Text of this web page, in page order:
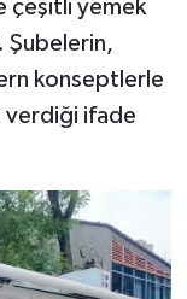
çeşitli yemek
Şubelerin,
konseptlerle
verdiği ifade